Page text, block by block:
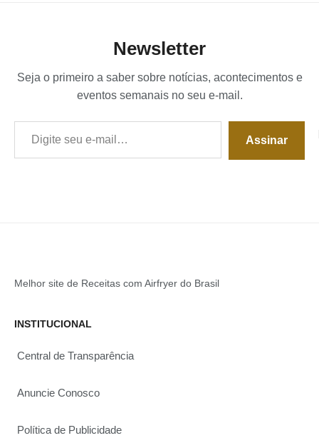
Newsletter
Seja o primeiro a saber sobre notícias, acontecimentos e
eventos semanais no seu e-mail.
Digite seu e-mail…
Assinar
Melhor site de Receitas com Airfryer do Brasil
INSTITUCIONAL
Central de Transparência
Anuncie Conosco
Política de Publicidade